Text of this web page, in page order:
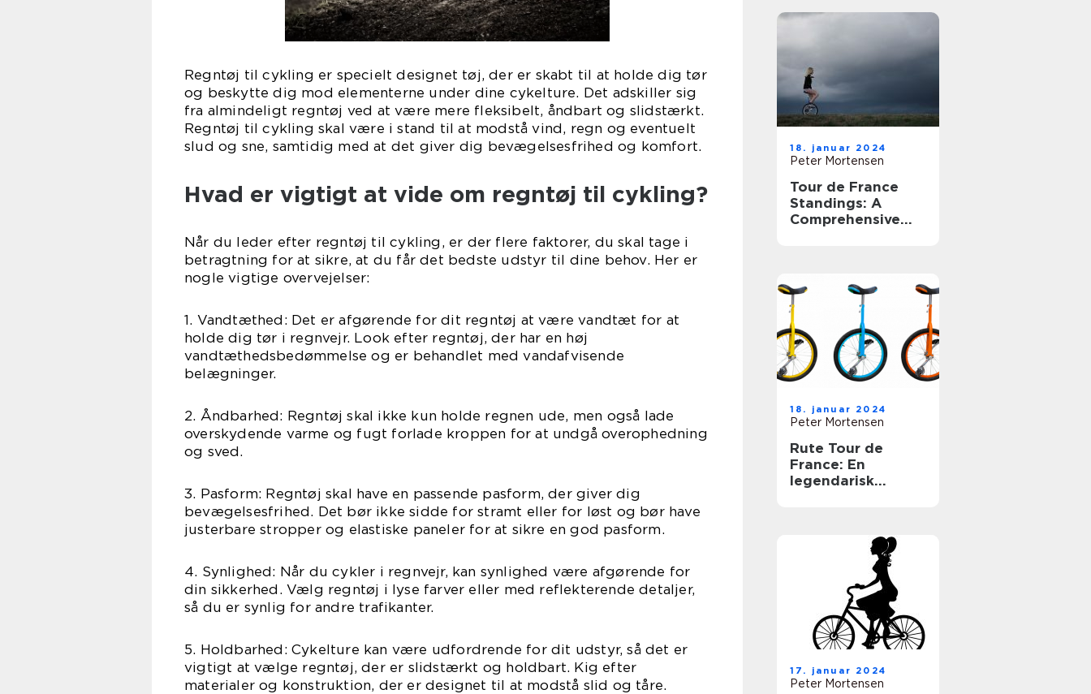
Regntøj til cykling er specielt designet tøj, der er skabt til at holde dig tør
og beskytte dig mod elementerne under dine cykelture. Det adskiller sig
fra almindeligt regntøj ved at være mere fleksibelt, åndbart og slidstærkt.
Regntøj til cykling skal være i stand til at modstå vind, regn og eventuelt
slud og sne, samtidig med at det giver dig bevægelsesfrihed og komfort.
Hvad er vigtigt at vide om regntøj til cykling?
Når du leder efter regntøj til cykling, er der flere faktorer, du skal tage i
betragtning for at sikre, at du får det bedste udstyr til dine behov. Her er
nogle vigtige overvejelser:
1. Vandtæthed: Det er afgørende for dit regntøj at være vandtæt for at
holde dig tør i regnvejr. Look efter regntøj, der har en høj
vandtæthedsbedømmelse og er behandlet med vandafvisende
belægninger.
2. Åndbarhed: Regntøj skal ikke kun holde regnen ude, men også lade
overskydende varme og fugt forlade kroppen for at undgå overophedning
og sved.
3. Pasform: Regntøj skal have en passende pasform, der giver dig
bevægelsesfrihed. Det bør ikke sidde for stramt eller for løst og bør have
justerbare stropper og elastiske paneler for at sikre en god pasform.
4. Synlighed: Når du cykler i regnvejr, kan synlighed være afgørende for
din sikkerhed. Vælg regntøj i lyse farver eller med reflekterende detaljer,
så du er synlig for andre trafikanter.
5. Holdbarhed: Cykelture kan være udfordrende for dit udstyr, så det er
vigtigt at vælge regntøj, der er slidstærkt og holdbart. Kig efter
materialer og konstruktion, der er designet til at modstå slid og tåre.
tilskuere fra hele
18. januar 2024
Peter Mortensen
Tour de France
Standings: A
Comprehensive
18. januar 2024
Peter Mortensen
Rute Tour de
France: En
legendarisk
fritidsentusiaster
17. januar 2024
Peter Mortensen